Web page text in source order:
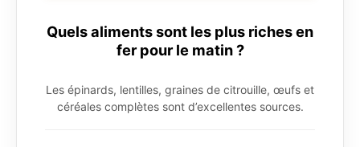
Quels aliments sont les plus riches en
fer pour le matin ?
Les épinards, lentilles, graines de citrouille, œufs et
céréales complètes sont d’excellentes sources.